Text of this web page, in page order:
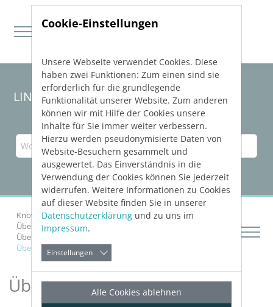
Direkt zur Hauptnavigation springen
Direkt zum Inhalt springen
LINEAR Solutions26für AutoCAD
Knowledge Base AutoCAD
Bauteile einfügen
Über denLINEAR CAD Browser
Über das Suchen und Filtern von Bauteilen
Über den Filter
Über den Filter
Cookie-Einstellungen
Unsere Webseite verwendet Cookies. Diese
haben zwei Funktionen: Zum einen sind sie
erforderlich für die grundlegende
Funktionalität unserer Website. Zum anderen
können wir mit Hilfe der Cookies unsere
Inhalte für Sie immer weiter verbessern.
Hierzu werden pseudonymisierte Daten von
Website-Besuchern gesammelt und
ausgewertet. Das Einverständnis in die
Verwendung der Cookies können Sie jederzeit
widerrufen. Weitere Informationen zu Cookies
auf dieser Website finden Sie in unserer
Datenschutzerklärung und zu uns im
Impressum.
Einstellungen
Alle Cookies ablehnen